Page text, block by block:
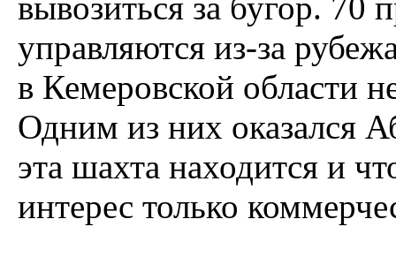
управляются из-за
в Кемеровской области
Одним из них оказался
эта шахта находится и
интерес только